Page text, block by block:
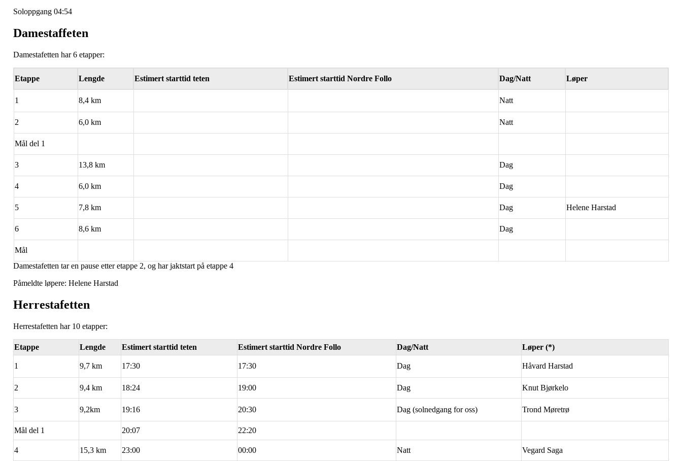
Soloppgang 04:54
Damestaffeten
Damestafetten har 6 etapper:
Etappe Lengde Estimert starttid teten Estimert starttid Nordre Follo Dag/Natt Løper
1 8,4 km Natt
2 6,0 km Natt
Mål del 1
3 13,8 km Dag
4 6,0 km Dag
5 7,8 km Dag Helene Harstad
6 8,6 km Dag
Mål
Damestafetten tar en pause etter etappe 2, og har jaktstart på etappe 4
Påmeldte løpere: Helene Harstad
Herrestafetten
Herrestafetten har 10 etapper:
Etappe Lengde Estimert starttid teten Estimert starttid Nordre Follo Dag/Natt Løper (*)
1 9,7 km 17:30 17:30 Dag Håvard Harstad
2 9,4 km 18:24 19:00 Dag Knut Bjørkelo
3 9,2km 19:16 20:30 Dag (solnedgang for oss) Trond Møretrø
Mål del 1 20:07 22:20
4 15,3 km 23:00 00:00 Natt Vegard Saga